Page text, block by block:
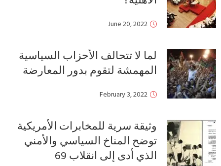
June 20, 2022
لما لا تتحالف الأحزاب السياسية
المهمشة لتقوم بدور المعارضة
February 3, 2022
وثيقة سرية للمخابرات الأمريكية
توضح المناخ السياسي والأمني
الذي أدى إلى انقلاب 69